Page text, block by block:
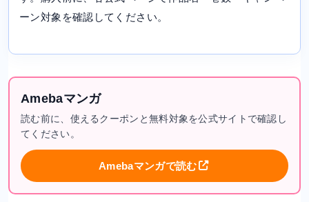
ーン対象を確認してください。
Amebaマンガ
読む前に、使えるクーポンと無料対象を公式サイトで確認し
てください。
Amebaマンガで読む